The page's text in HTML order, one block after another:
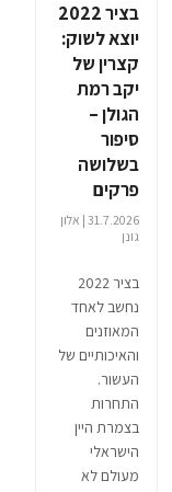
בציר 2022
יוצא לשוק:
קצרין של
יקב רמת
הגולן –
סיפור
בשלושה
פרקים
31.7.2026 | אלון
גונן
בציר 2022
נחשב לאחד
המאוזנים
והאיכותיים של
העשור.
התחרות
בצמרת היין
הישראלי
מעולם לא